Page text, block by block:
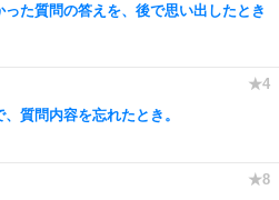
った質問の答えを、後で思い出したとき
質問内容を忘れたとき。